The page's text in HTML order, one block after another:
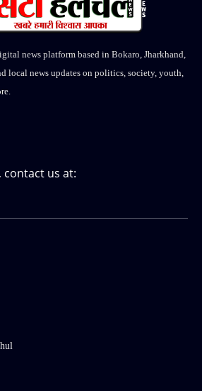
news platform based in Bokaro, Jharkhand,
local news updates on politics, society, youth,
contact us at: